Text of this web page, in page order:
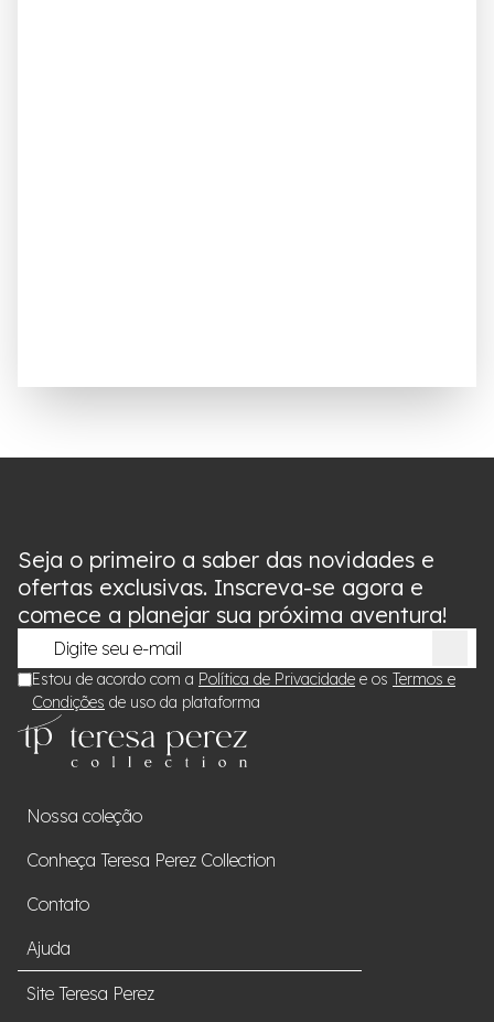
Nossa coleção
Conheça Teresa Perez Collection
Contato
Ajuda
Site Teresa Perez
Seja o primeiro a saber das novidades e
ofertas exclusivas. Inscreva-se agora e
comece a planejar sua próxima aventura!
Estou de acordo com a Política de Privacidade e os Termos e
Condições de uso da plataforma